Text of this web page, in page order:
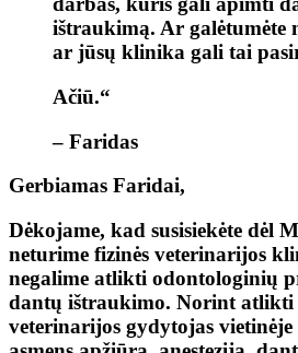
ištraukimą. Ar galėtumėte
ar jūsų klinika gali tai
Ačiū.“
– Faridas
Gerbiamas Faridai,
Dėkojame, kad susisiekėte dėl
neturime fizinės veterinarijos
negalime atlikti odontologinių
dantų ištraukimo. Norint atlikti
veterinarijos gydytojas